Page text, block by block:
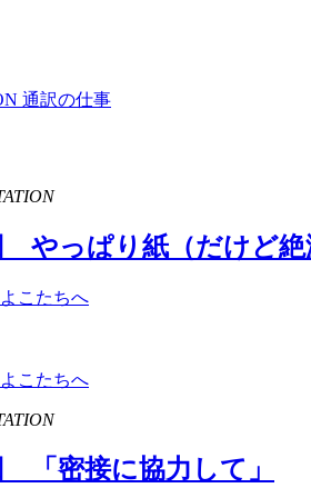
通訳の仕事
やっぱり紙（だけど絶
こたちへ
こたちへ
「密接に協力して」